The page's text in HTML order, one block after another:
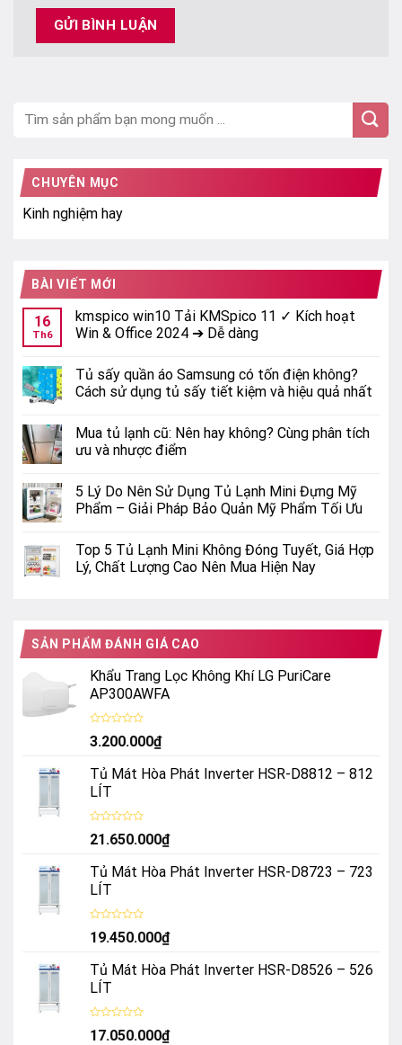
CHUYÊN MỤC
Kinh nghiệm hay
BÀI VIẾT MỚI
16
Th6
kmspico win10 Tải KMSpico 11 ✓ Kích hoạt
Win & Office 2024 ➔ Dễ dàng
Tủ sấy quần áo Samsung có tốn điện không?
Cách sử dụng tủ sấy tiết kiệm và hiệu quả nhất
Mua tủ lạnh cũ: Nên hay không? Cùng phân tích
ưu và nhược điểm
5 Lý Do Nên Sử Dụng Tủ Lạnh Mini Đựng Mỹ
Phẩm – Giải Pháp Bảo Quản Mỹ Phẩm Tối Ưu
Top 5 Tủ Lạnh Mini Không Đóng Tuyết, Giá Hợp
Lý, Chất Lượng Cao Nên Mua Hiện Nay
SẢN PHẨM ĐÁNH GIÁ CAO
Khẩu Trang Lọc Không Khí LG PuriCare
AP300AWFA
Được
xếp
0
5
sao
3.200.000₫
Tủ Mát Hòa Phát Inverter HSR-D8812 – 812
LÍT
Được
xếp
0
5
sao
21.650.000₫
Tủ Mát Hòa Phát Inverter HSR-D8723 – 723
LÍT
Được
xếp
0
5
sao
19.450.000₫
Tủ Mát Hòa Phát Inverter HSR-D8526 – 526
LÍT
Được
xếp
17.050.000₫